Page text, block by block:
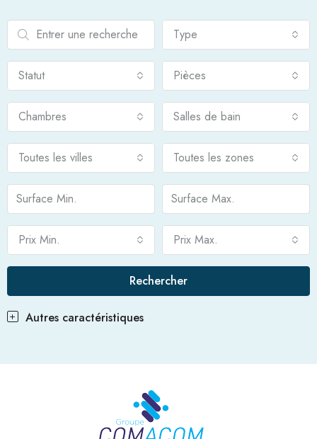
Type
Statut Pièces
Chambres Salles de bain
Toutes les villes Toutes les zones
Prix Min. Prix Max.
Rechercher
Autres caractéristiques